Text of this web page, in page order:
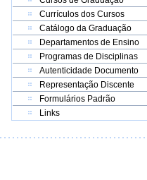
Currículos dos Cursos
Catálogo da Graduação
Departamentos de Ensino
Programas de Disciplinas
Autenticidade Documento
Representação Discente
Formulários Padrão
Links